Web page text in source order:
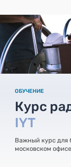
ОБУЧЕНИЕ
Курс
IYT
Важный курс для
московском